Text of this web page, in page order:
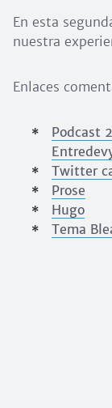
En esta
nuestra
Enlaces
Podcast
Twitter
Prose
Hugo
Tema